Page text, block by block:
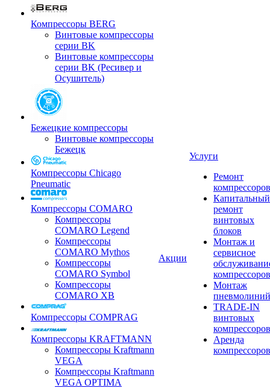
Компрессоры BERG
Винтовые компрессоры
серии BK
Винтовые компрессоры
серии BK (Ресивер и
Осушитель)
Бежецкие компрессоры
Винтовые компрессоры
Бежецк
Компрессоры Chicago
Pneumatic
Компрессоры COMARO
Компрессоры
COMARO Legend
Компрессоры
COMARO Mythos
Компрессоры
COMARO Symbol
Компрессоры
COMARO XB
Компрессоры COMPRAG
Компрессоры KRAFTMANN
Компрессоры Kraftmann
VEGA
Компрессоры Kraftmann
VEGA OPTIMA
Акции
Услуги
Ремонт
компрессоров
Капитальный
ремонт
винтовых
блоков
Монтаж и
сервисное
компрессоров
Монтаж
пневмолиний
TRADE-IN
винтовых
компрессоров
Аренда
компрессоров